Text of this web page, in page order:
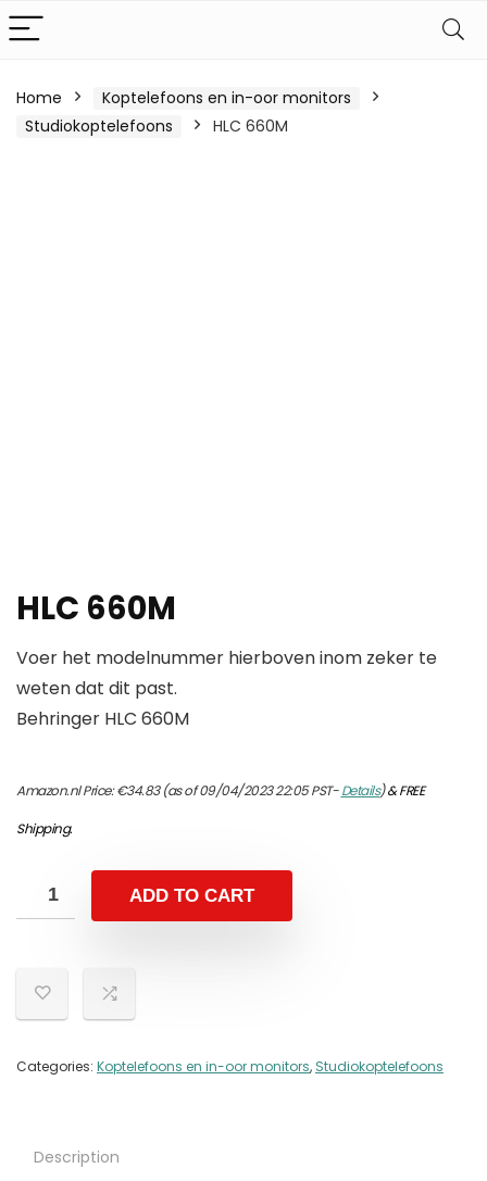
Home
Koptelefoons en in-oor monitors
Studiokoptelefoons
HLC 660M
HLC 660M
Voer het modelnummer hierboven inom zeker te
weten dat dit past.
Behringer HLC 660M
Amazon.nl Price:€34.83(as of 09/04/2023 22:05 PST-Details)&FREE
Shipping.
ADD TO CART
Categories: Koptelefoons en in-oor monitors, Studiokoptelefoons
Description